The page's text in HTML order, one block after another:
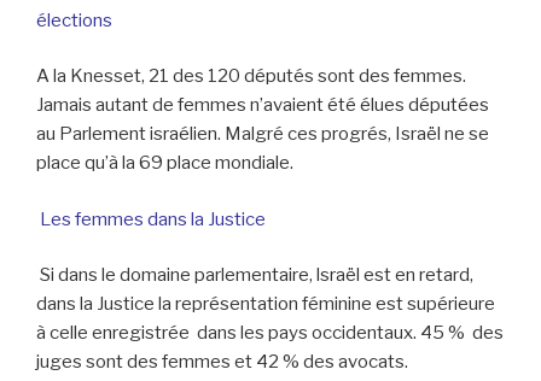
élections
A la Knesset, 21 des 120 députés sont des femmes.
Jamais autant de femmes n’avaient été élues députées
au Parlement israélien. Malgré ces progrés, Israël ne se
place qu’à la 69 place mondiale.
Les femmes dans la Justice
Si dans le domaine parlementaire, lsraël est en retard,
dans la Justice la représentation féminine est supérieure
à celle enregistrée dans les pays occidentaux. 45 % des
juges sont des femmes et 42 % des avocats.